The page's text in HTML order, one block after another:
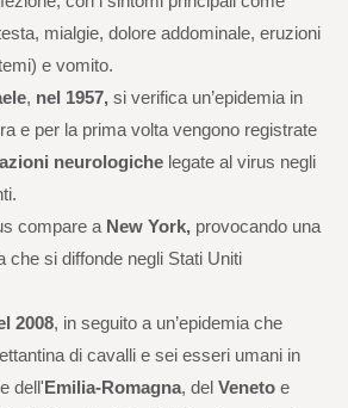
mialgie, dolore addominale, eruzioni
e vomito.
, nel 1957, si verifica un’epidemia in
e per la prima volta vengono registrate
neurologiche legate al virus negli
compare a New York, provocando una
che si diffonde negli Stati Uniti
2008, in seguito a un’epidemia che
di cavalli e sei esseri umani in
dell'Emilia-Romagna, delVeneto e